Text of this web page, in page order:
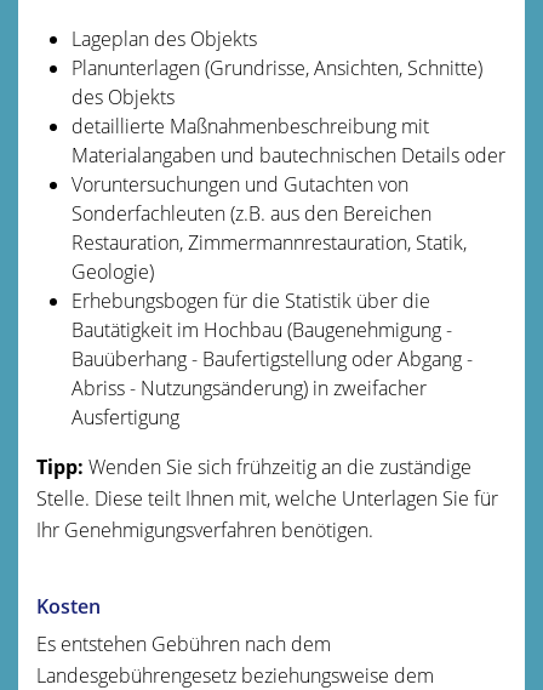
Lageplan des Objekts
Planunterlagen (Grundrisse, Ansichten, Schnitte)
des Objekts
detaillierte Maßnahmenbeschreibung mit
Materialangaben und bautechnischen Details oder
Voruntersuchungen und Gutachten von
Sonderfachleuten (z.B. aus den Bereichen
Restauration, Zimmermannrestauration, Statik,
Geologie)
Erhebungsbogen für die Statistik über die
Bautätigkeit im Hochbau (Baugenehmigung -
Bauüberhang - Baufertigstellung oder Abgang -
Abriss - Nutzungsänderung) in zweifacher
Ausfertigung
Tipp: Wenden Sie sich frühzeitig an die zuständige
Stelle. Diese teilt Ihnen mit, welche Unterlagen Sie für
Ihr Genehmigungsverfahren benötigen.
Kosten
Es entstehen Gebühren nach dem
Landesgebührengesetz beziehungsweise dem